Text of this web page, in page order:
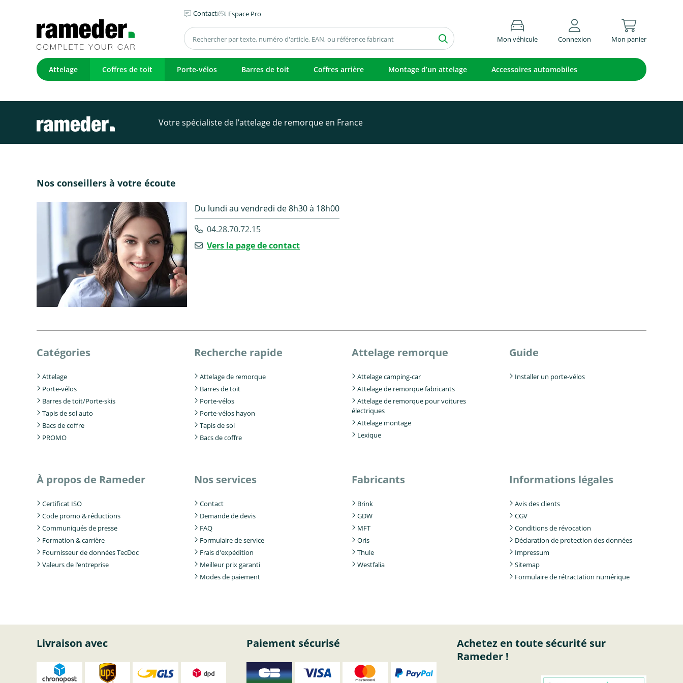
Contact Espace Pro
Mon véhicule Connexion Mon panier
Attelage Coffres de toit Porte-vélos Barres de toit Coffres arrière Montage d’un attelage Accessoires automobiles
Votre spécialiste de l’attelage de remorque en France
Nos conseillers à votre écoute
Du lundi au vendredi de 8h30 à 18h00
04.28.70.72.15
Vers la page de contact
Catégories
Attelage
Porte-vélos
Barres de toit/Porte-skis
Tapis de sol auto
Bacs de coffre
PROMO
Recherche rapide
Attelage de remorque
Barres de toit
Porte-vélos
Porte-vélos hayon
Tapis de sol
Bacs de coffre
Attelage remorque
Attelage camping-car
Attelage de remorque fabricants
Attelage de remorque pour voitures
électriques
Attelage montage
Lexique
Guide
Installer un porte-vélos
À propos de Rameder
Certificat ISO
Code promo & réductions
Communiqués de presse
Formation & carrière
Fournisseur de données TecDoc
Valeurs de l‘entreprise
Nos services
Contact
Demande de devis
FAQ
Formulaire de service
Frais d'expédition
Meilleur prix garanti
Modes de paiement
Fabricants
Brink
GDW
MFT
Oris
Thule
Westfalia
Informations légales
Avis des clients
CGV
Conditions de révocation
Déclaration de protection des données
Impressum
Sitemap
Formulaire de rétractation numérique
Livraison avec Paiement sécurisé
Achetez en toute sécurité sur
Rameder !